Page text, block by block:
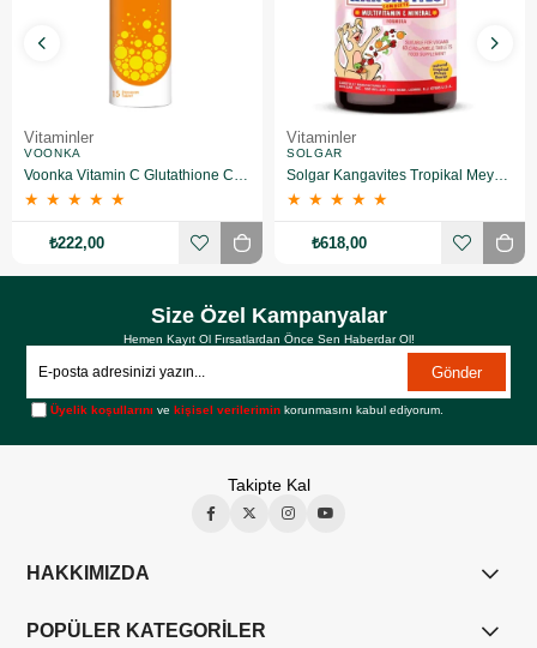
Vitaminler
VOONKA
Voonka Vitamin C Glutathione Complex Efervesan 15 Tablet
★ ★ ★ ★ ★
₺222,00
Vitaminler
SOLGAR
Solgar Kangavites Tropikal Meyve Aromalı 60 Tablet
★ ★ ★ ★ ★
₺618,00
Size Özel Kampanyalar
Hemen Kayıt Ol Fırsatlardan Önce Sen Haberdar Ol!
Gönder
Üyelik koşullarını vekişisel verilerimin korunmasını kabul ediyorum.
Takipte Kal
HAKKIMIZDA
POPÜLER KATEGORİLER